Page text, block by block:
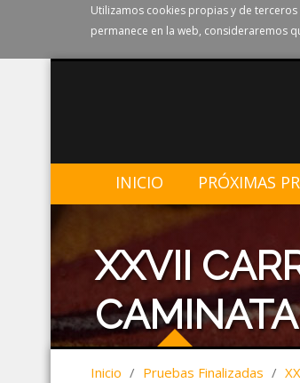
Utilizamos cookies propias y de
permanece en la web, consideraremos
INICIO PRÓXIMAS
XXVII
Inicio / Pruebas Finalizadas /